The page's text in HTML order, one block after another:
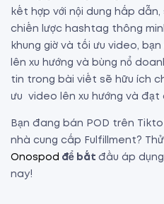
kết hợp với nội dung hấp
chiến lược hashtag thông
khung giờ và tối ưu video,
lên xu hướng và bùng nổ
tin trong bài viết sẽ hữu ích
ưu video lên xu hướng và đạt
Bạn đang bán POD trên
nhà cung cấp Fulfillment?
Onospod để bắt đầu áp
nay!